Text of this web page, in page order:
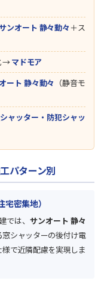
ンオート 静々動々＋ス
→マドモア
ート 静々動々 （静音モ
ャッター・防犯シャッ
パターン別
密集地）
では、 サンオート 静々
窓シャッターの後付け電
で近隣配慮を実現しま